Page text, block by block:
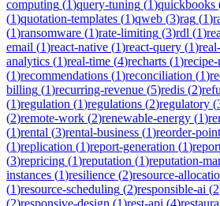
computing (1)query-tuning (1)quickbooks
(1)quotation-templates (1)qweb (3)rag (1)
(1)ransomware (1)rate-limiting (3)rdl (1)
email (1)react-native (1)react-query (1)
analytics (1)real-time (4)recharts (1)recipe-
(1)recommendations (1)reconciliation (1)
billing (1)recurring-revenue (5)redis (2)
(1)regulation (1)regulations (2)regulatory (
(2)remote-work (2)renewable-energy (1)
(1)rental (3)rental-business (1)reorder-point
(1)replication (1)report-generation (1)
(3)repricing (1)reputation (1)reputation-
instances (1)resilience (2)resource-
(1)resource-scheduling (2)responsible-ai (2
(2)responsive-design (1)rest-api (4)